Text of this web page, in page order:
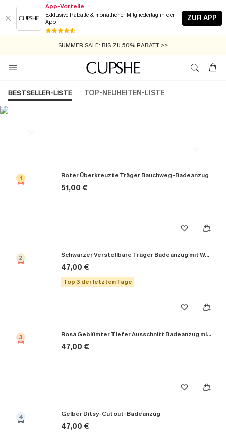
App-Vorteile
Exklusive Rabatte & monatlicher Mitgliedertag in der
App
ZUR APP
GRATIS MASSBAND MIT JEDEM SCHNELLVERSAND-ARTIKEL >>
SUMMER SALE: BIS ZU 50% RABATT >>
ZUM NEWSLETTER:BIS ZU -20% EXTRA ERHALTEN
KOSTENLOSER VERSAND AB 89 €
BESTSELLER-LISTE TOP-NEUHEITEN-LISTE
1 Roter Überkreuzte Träger Bauchweg-Badeanzug
51,00 €
2 Schwarzer Verstellbare Träger Badeanzug mit Wellenkante
47,00 €
Top 3 der letzten Tage
3 Rosa Geblümter Tiefer Ausschnitt Badeanzug mit Blumenmuster
47,00 €
4 Gelber Ditsy-Cutout-Badeanzug
47,00 €